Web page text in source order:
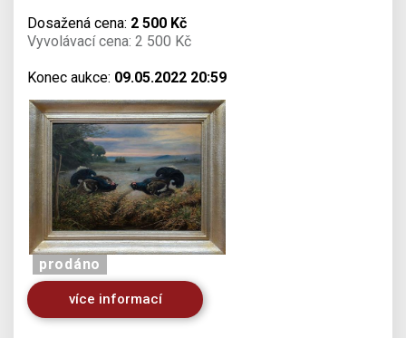
Dosažená cena: 2 500 Kč
Vyvolávací cena: 2 500 Kč
Konec aukce: 09.05.2022 20:59
prodáno
více informací